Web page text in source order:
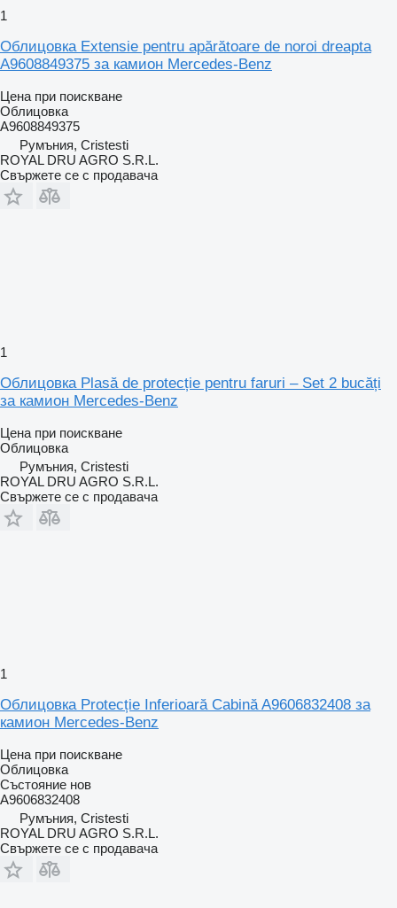
1
Облицовка Extensie pentru apărătoare de noroi dreapta
A9608849375 за камион Mercedes-Benz
Цена при поискване
Облицовка
A9608849375
Румъния, Cristesti
ROYAL DRU AGRO S.R.L.
Свържете се с продавача
1
Облицовка Plasă de protecție pentru faruri – Set 2 bucăți
за камион Mercedes-Benz
Цена при поискване
Облицовка
Румъния, Cristesti
ROYAL DRU AGRO S.R.L.
Свържете се с продавача
1
Облицовка Protecție Inferioară Cabină A9606832408 за
камион Mercedes-Benz
Цена при поискване
Облицовка
Състояние нов
A9606832408
Румъния, Cristesti
ROYAL DRU AGRO S.R.L.
Свържете се с продавача